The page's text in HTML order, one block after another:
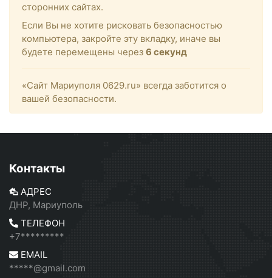
сторонних сайтах.
Если Вы не хотите рисковать безопасностью
компьютера, закройте эту вкладку, иначе вы
будете перемещены через 6 секунд
«Сайт Мариуполя 0629.ru» всегда заботится о
вашей безопасности.
Контакты
АДРЕС
ДНР, Мариуполь
ТЕЛЕФОН
+7*********
EMAIL
*****@gmail.com